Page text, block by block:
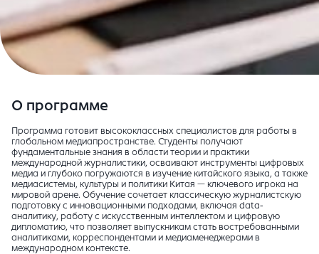
О программе
Программа готовит высококлассных специалистов для работы в
глобальном медиапространстве. Студенты получают
фундаментальные знания в области теории и практики
международной журналистики, осваивают инструменты цифровых
медиа и глубоко погружаются в изучение китайского языка, а также
медиасистемы, культуры и политики Китая — ключевого игрока на
мировой арене. Обучение сочетает классическую журналистскую
подготовку с инновационными подходами, включая data-
аналитику, работу с искусственным интеллектом и цифровую
дипломатию, что позволяет выпускникам стать востребованными
аналитиками, корреспондентами и медиаменеджерами в
международном контексте.